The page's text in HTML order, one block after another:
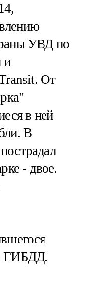
УВД по
и
От
в ней
В
- двое.
ГИБДД.